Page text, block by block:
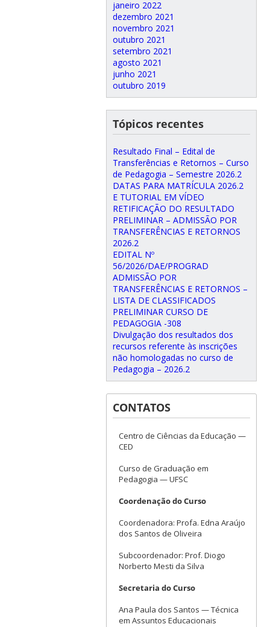
janeiro 2022
dezembro 2021
novembro 2021
outubro 2021
setembro 2021
agosto 2021
junho 2021
outubro 2019
Tópicos recentes
Resultado Final – Edital de
Transferências e Retornos – Curso
de Pedagogia – Semestre 2026.2
DATAS PARA MATRÍCULA 2026.2
E TUTORIAL EM VÍDEO
RETIFICAÇÃO DO RESULTADO
PRELIMINAR – ADMISSÃO POR
TRANSFERÊNCIAS E RETORNOS
2026.2
EDITAL Nº
56/2026/DAE/PROGRAD
ADMISSÃO POR
TRANSFERÊNCIAS E RETORNOS –
LISTA DE CLASSIFICADOS
PRELIMINAR CURSO DE
PEDAGOGIA -308
Divulgação dos resultados dos
recursos referente às inscrições
não homologadas no curso de
Pedagogia – 2026.2
CONTATOS
Centro de Ciências da Educação —
CED
Curso de Graduação em
Pedagogia — UFSC
Coordenação do Curso
Coordenadora: Profa. Edna Araújo
dos Santos de Oliveira
Subcoordenador: Prof. Diogo
Norberto Mesti da Silva
Secretaria do Curso
Ana Paula dos Santos — Técnica
em Assuntos Educacionais